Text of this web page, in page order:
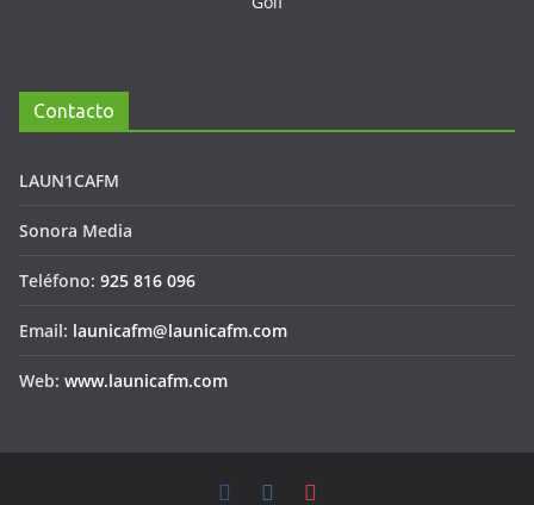
Contacto
LAUN1CAFM
Sonora Media
Teléfono: 925 816 096
Email: launicafm@launicafm.com
Web: www.launicafm.com